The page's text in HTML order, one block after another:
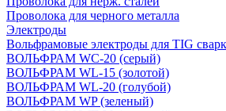
Проволока для черного металла
Электроды
Вольфрамовые электроды для TIG
ВОЛЬФРАМ WC-20 (серый)
ВОЛЬФРАМ WL-15 (золотой)
ВОЛЬФРАМ WL-20 (голубой)
ВОЛЬФРАМ WP (зеленый)